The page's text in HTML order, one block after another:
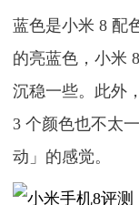
蓝色是小米 8 配
的亮蓝色，小米
沉稳一些。此外
3 个颜色也不太
动」的感觉。